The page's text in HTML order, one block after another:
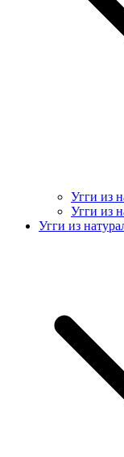
Угги из
Угги из
Угги из